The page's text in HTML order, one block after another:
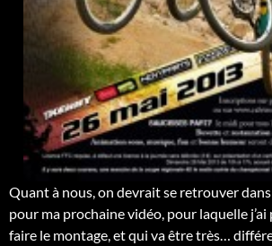
Quant à nous, on devrait se retrouver
pour ma prochaine vidéo, pour laquelle j’ai
faire le montage, et qui va être très…